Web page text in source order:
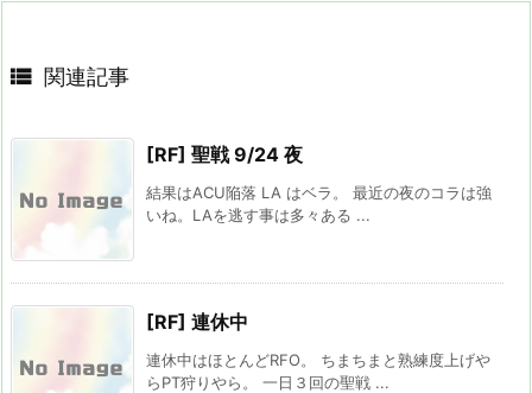
 関連記事
[RF] 聖戦 9/24 夜
結果はACU陥落 LA はベラ。 最近の夜のコラは強
いね。LAを逃す事は多々ある ...
[RF] 連休中
連休中はほとんどRFO。 ちまちまと熟練度上げや
らPT狩りやら。 一日３回の聖戦 ...